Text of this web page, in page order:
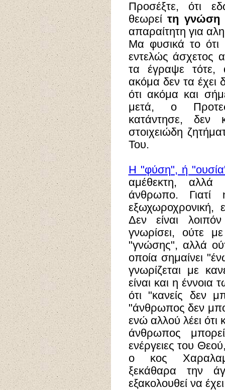
Προσέξτε, ότι
θεωρείτη
απαραίτητη για
Μα φυσικά το ότι
εντελώς άσχετος
τα έγραψε τότε,
ακόμα δεν τα έχει
ότι ακόμα και
μετά, ο
κατάντησε, δεν
στοιχειώδη
Του.
Η "φύση", ή
αμέθεκτη, αλλά
άνθρωπο.
Δεν είναι
γνωρίσει, ούτε
"γνώσης", αλλά
οποία σημαίνει
γνωρίζεται με
είναι και η
ότι "κανείς δεν
"άνθρωπος δεν
ενώ αλλού λέει
άνθρωπος
ενέργειες του
ο κος
ξεκάθαρα την
εξακολουθεί να